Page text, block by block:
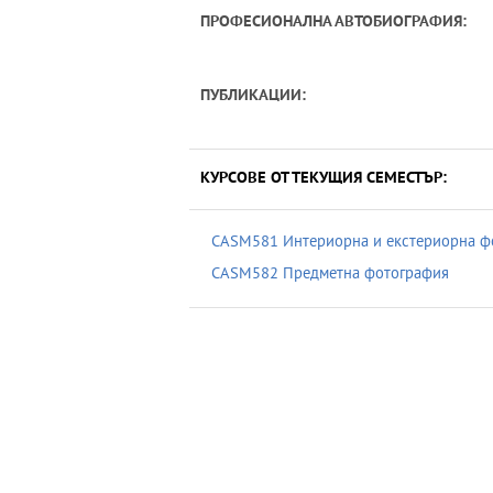
ПРОФЕСИОНАЛНА АВТОБИОГРАФИЯ:
ПУБЛИКАЦИИ:
КУРСОВЕ ОТ ТЕКУЩИЯ СЕМЕСТЪР:
CASM581 Интериорна и екстериорна
CASM582 Предметна фотография